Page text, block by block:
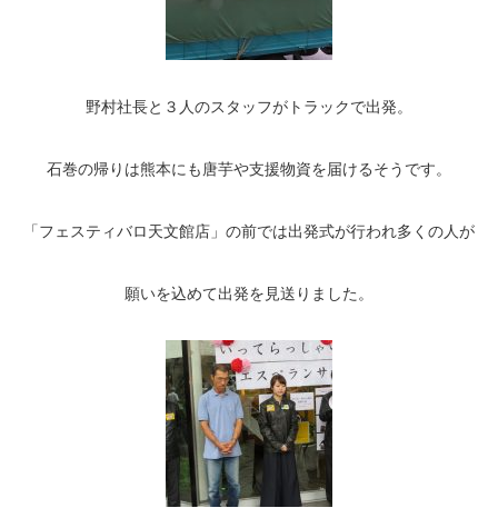
野村社長と３人のスタッフがトラックで出発。
石巻の帰りは熊本にも唐芋や支援物資を届けるそうです。
「フェスティバロ天文館店」の前では出発式が行われ多くの人が
願いを込めて出発を見送りました。